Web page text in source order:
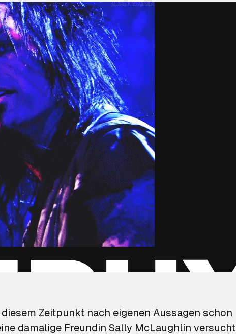
Zeitpunkt nach eigenen Aussagen schon
damalige Freundin Sally McLaughlin versucht